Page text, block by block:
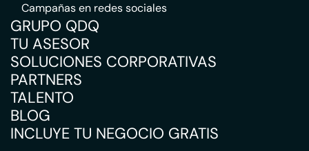
Campañas en redes sociales
GRUPO QDQ
TU ASESOR
SOLUCIONES CORPORATIVAS
PARTNERS
TALENTO
BLOG
INCLUYE TU NEGOCIO GRATIS